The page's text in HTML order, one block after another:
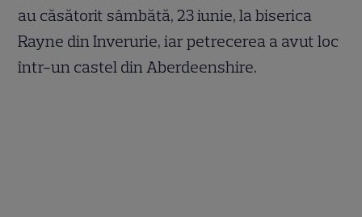
au căsătorit sâmbătă, 23 iunie, la biserica
Rayne din Inverurie, iar petrecerea a avut loc
într-un castel din Aberdeenshire.